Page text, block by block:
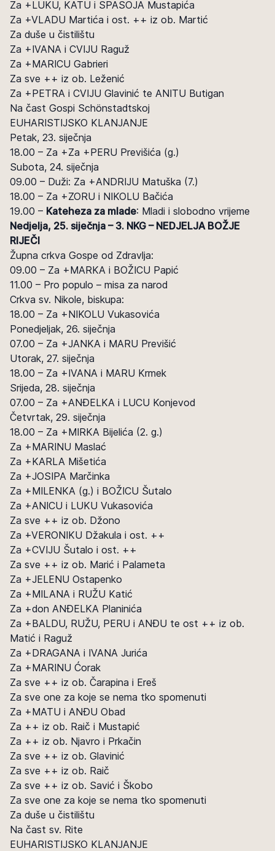
Za +LUKU, KATU i SPASOJA Mustapića
Za +VLADU Martića i ost. ++ iz ob. Martić
Za duše u čistilištu
Za +IVANA i CVIJU Raguž
Za +MARICU Gabrieri
Za sve ++ iz ob. Leženić
Za +PETRA i CVIJU Glavinić te ANITU Butigan
Na čast Gospi Schönstadtskoj
EUHARISTIJSKO KLANJANJE
Petak, 23. siječnja
18.00 – Za +Za +PERU Previšića (g.)
Subota, 24. siječnja
09.00 – Duži: Za +ANDRIJU Matuška (7.)
18.00 – Za +ZORU i NIKOLU Bačića
19.00 – Kateheza za mlade: Mladi i slobodno vrijeme
Nedjelja, 25. siječnja – 3. NKG – NEDJELJA BOŽJE
RIJEČI
Župna crkva Gospe od Zdravlja:
09.00 – Za +MARKA i BOŽICU Papić
11.00 – Pro populo – misa za narod
Crkva sv. Nikole, biskupa:
18.00 – Za +NIKOLU Vukasovića
Ponedjeljak, 26. siječnja
07.00 – Za +JANKA i MARU Previšić
Utorak, 27. siječnja
18.00 – Za +IVANA i MARU Krmek
Srijeda, 28. siječnja
07.00 – Za +ANĐELKA i LUCU Konjevod
Četvrtak, 29. siječnja
18.00 – Za +MIRKA Bijelića (2. g.)
Za +MARINU Maslać
Za +KARLA Mišetića
Za +JOSIPA Marčinka
Za +MILENKA (g.) i BOŽICU Šutalo
Za +ANICU i LUKU Vukasovića
Za sve ++ iz ob. Džono
Za +VERONIKU Džakula i ost. ++
Za +CVIJU Šutalo i ost. ++
Za sve ++ iz ob. Marić i Palameta
Za +JELENU Ostapenko
Za +MILANA i RUŽU Katić
Za +don ANĐELKA Planinića
Za +BALDU, RUŽU, PERU i ANĐU te ost ++ iz ob.
Matić i Raguž
Za +DRAGANA i IVANA Jurića
Za +MARINU Ćorak
Za sve ++ iz ob. Čarapina i Ereš
Za sve one za koje se nema tko spomenuti
Za +MATU i ANĐU Obad
Za ++ iz ob. Raič i Mustapić
Za ++ iz ob. Njavro i Prkačin
Za sve ++ iz ob. Glavinić
Za sve ++ iz ob. Raič
Za sve ++ iz ob. Savić i Škobo
Za sve one za koje se nema tko spomenuti
Za duše u čistilištu
Na čast sv. Rite
EUHARISTIJSKO KLANJANJE